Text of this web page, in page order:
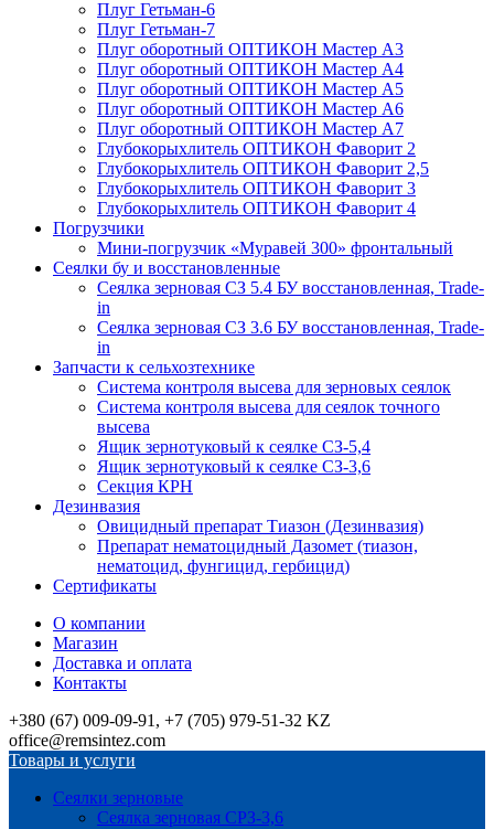
Плуг Гетьман-6
Плуг Гетьман-7
Плуг оборотный ОПТИКОН Мастер А3
Плуг оборотный ОПТИКОН Мастер А4
Плуг оборотный ОПТИКОН Мастер А5
Плуг оборотный ОПТИКОН Мастер А6
Плуг оборотный ОПТИКОН Мастер А7
Глубокорыхлитель ОПТИКОН Фаворит 2
Глубокорыхлитель ОПТИКОН Фаворит 2,5
Глубокорыхлитель ОПТИКОН Фаворит 3
Глубокорыхлитель ОПТИКОН Фаворит 4
Погрузчики
Мини-погрузчик «Муравей 300» фронтальный
Сеялки бу и восстановленные
Сеялка зерновая СЗ 5.4 БУ восстановленная, Trade-
in
Сеялка зерновая СЗ 3.6 БУ восстановленная, Trade-
in
Запчасти к сельхозтехнике
Система контроля высева для зерновых сеялок
Система контроля высева для сеялок точного
высева
Ящик зернотуковый к сеялке СЗ-5,4
Ящик зернотуковый к сеялке СЗ-3,6
Секция КРН
Дезинвазия
Овицидный препарат Тиазон (Дезинвазия)
Препарат нематоцидный Дазомет (тиазон,
нематоцид, фунгицид, гербицид)
Сертификаты
О компании
Магазин
Доставка и оплата
Контакты
+380 (67) 009-09-91, +7 (705) 979-51-32 KZ
office@remsintez.com
Товары и услуги
Сеялки зерновые
Сеялка зерновая СРЗ-3,6